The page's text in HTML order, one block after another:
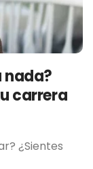
nada?
carrera
¿Sientes